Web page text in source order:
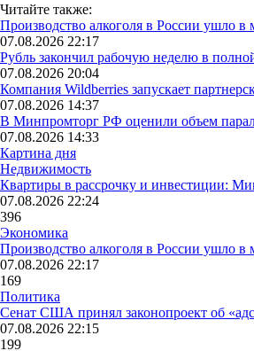
Читайте также:
Производство алкоголя в России ушло в
07.08.2026 22:17
Рубль закончил рабочую неделю в
07.08.2026 20:04
Компания Wildberries запускает
07.08.2026 14:37
В Минпромторг РФ оценили объем
07.08.2026 14:33
Картина дня
Недвижимость
Квартиры в рассрочку и инвестиции:
07.08.2026 22:24
396
Экономика
Производство алкоголя в России ушло в
07.08.2026 22:17
169
Политика
Сенат США принял законопроект об
07.08.2026 22:15
199